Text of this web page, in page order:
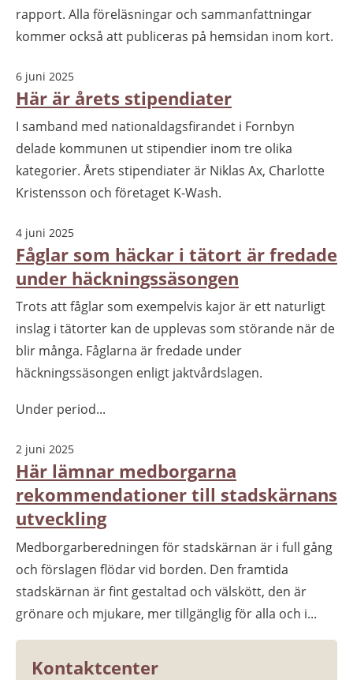
rapport. Alla föreläsningar och sammanfattningar
kommer också att publiceras på hemsidan inom kort.
6 juni 2025
Här är årets stipendiater
I samband med nationaldagsfirandet i Fornbyn
delade kommunen ut stipendier inom tre olika
kategorier. Årets stipendiater är Niklas Ax, Charlotte
Kristensson och företaget K-Wash.
4 juni 2025
Fåglar som häckar i tätort är fredade
under häckningssäsongen
Trots att fåglar som exempelvis kajor är ett naturligt
inslag i tätorter kan de upplevas som störande när de
blir många. Fåglarna är fredade under
häckningssäsongen enligt jaktvårdslagen.
Under period...
2 juni 2025
Här lämnar medborgarna
rekommendationer till stadskärnans
utveckling
Medborgarberedningen för stadskärnan är i full gång
och förslagen flödar vid borden. Den framtida
stadskärnan är fint gestaltad och välskött, den är
grönare och mjukare, mer tillgänglig för alla och i...
Kontaktcenter